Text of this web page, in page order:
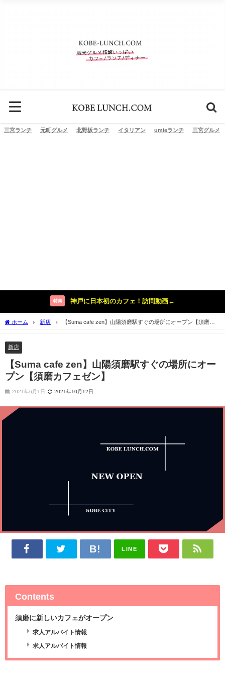
三宮ランチ 元町グルメ 北野坂ランチ イタリアン umieランチ 三宮グルメ
特集 神戸に日本初のカフェ！訪問動画←
ホーム 新店
【Suma cafe zen】山陽須磨駅すぐの場所にオープン【須磨カ
新店
【Suma cafe zen】山陽須磨駅すぐの場所にオー
プン【須磨カフェゼン】
2021年6月1日 2021年10月12日
LINE
Contents
須磨に新しいカフェがオープン
求人アルバイト情報
求人アルバイト情報